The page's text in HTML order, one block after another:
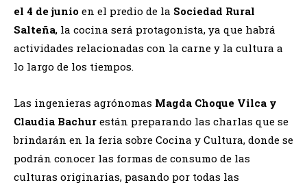
el 4 de junio en el predio de la Sociedad Rural
Salteña, la cocina será protagonista, ya que habrá
actividades relacionadas con la carne y la cultura a
lo largo de los tiempos.
Las ingenieras agrónomas Magda Choque Vilca y
Claudia Bachur están preparando las charlas que se
brindarán en la feria sobre Cocina y Cultura, donde se
podrán conocer las formas de consumo de las
culturas originarias, pasando por todas las